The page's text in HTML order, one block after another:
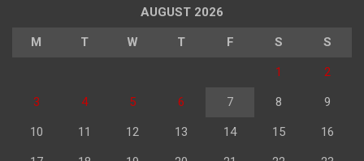
AUGUST 2026
M T W T F S S
1 2
3 4 5 6 7 8 9
10 11 12 13 14 15 16